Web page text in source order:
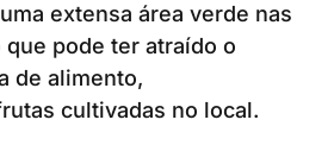
extensa área verde nas
pode ter atraído o
de alimento,
cultivadas no local.